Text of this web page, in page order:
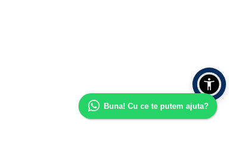
Buna! Cu ce te putem ajuta?